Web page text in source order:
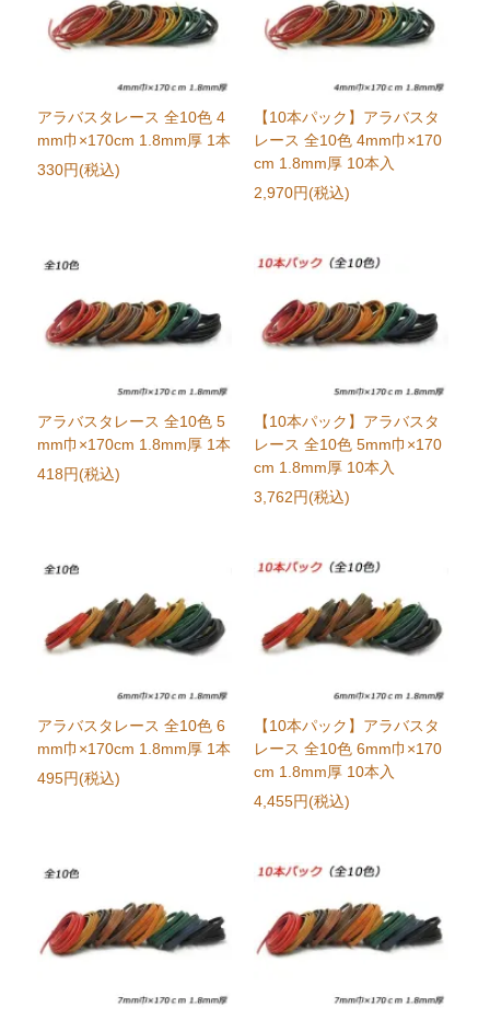
アラバスタレース 全10色 4
mm巾×170cm 1.8mm厚 1本
330円(税込)
【10本パック】アラバスタ
レース 全10色 4mm巾×170
cm 1.8mm厚 10本入
2,970円(税込)
アラバスタレース 全10色 5
mm巾×170cm 1.8mm厚 1本
418円(税込)
【10本パック】アラバスタ
レース 全10色 5mm巾×170
cm 1.8mm厚 10本入
3,762円(税込)
アラバスタレース 全10色 6
mm巾×170cm 1.8mm厚 1本
495円(税込)
【10本パック】アラバスタ
レース 全10色 6mm巾×170
cm 1.8mm厚 10本入
4,455円(税込)